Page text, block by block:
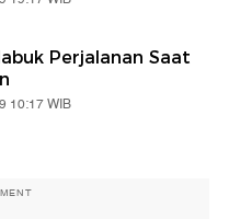
Perjalanan Saat
10:17 WIB